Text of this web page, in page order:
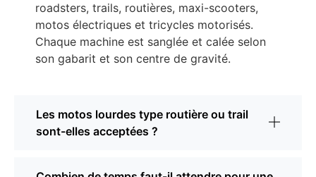
roadsters, trails, routières, maxi-scooters,
motos électriques et tricycles motorisés.
Chaque machine est sanglée et calée selon
son gabarit et son centre de gravité.
Les motos lourdes type routière ou trail
sont-elles acceptées ?